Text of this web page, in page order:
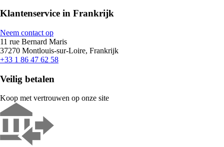
Klantenservice in Frankrijk
Neem contact op
11 rue Bernard Maris
37270 Montlouis-sur-Loire, Frankrijk
+33 1 86 47 62 58
Veilig betalen
Koop met vertrouwen op onze site